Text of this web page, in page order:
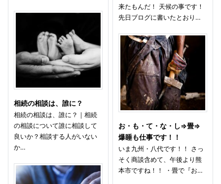
相続の相談は、誰に？
相続の相談は、誰に？｜相続
の相談について誰に相談して
良いか？相談する人がいない
か…
来たもんだ！ 天候の事です！
先日ブログに書いたとおり…
お・も・て・な・し⇒畳⇒
爆睡も仕事です！！
いま九州・八代です！！ さっ
そく商談含めて、午後より熊
本市ですね！！ ・畳で『お…